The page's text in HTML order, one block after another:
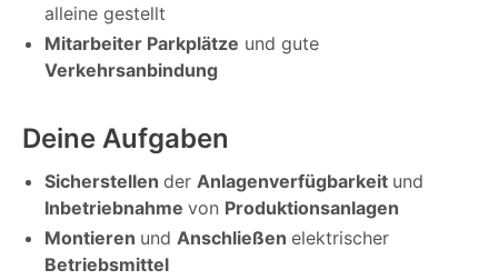
alleine gestellt
Mitarbeiter Parkplätze und gute
Verkehrsanbindung
Deine Aufgaben
Sicherstellen der Anlagenverfügbarkeit und
Inbetriebnahme von Produktionsanlagen
Montieren und Anschließen elektrischer
Betriebsmittel